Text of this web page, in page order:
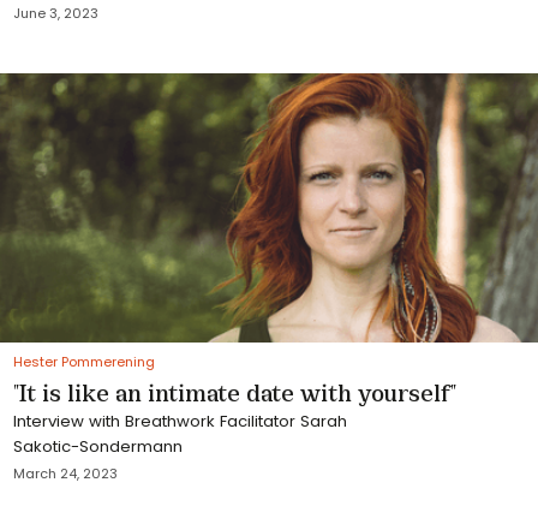
June 3, 2023
Hester Pommerening
"It is like an intimate date with yourself"
Interview with Breathwork Facilitator Sarah
Sakotic-Sondermann
March 24, 2023